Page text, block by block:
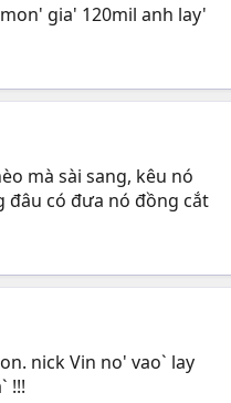
gia' 120mil anh lay'
mà sài sang, kêu nó
đâu có đưa nó đồng cắt
nick Vin no' vao` lay
!!!